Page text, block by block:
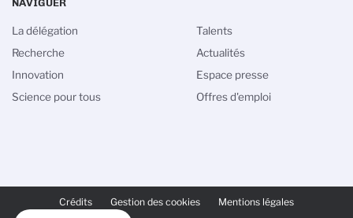
PAGE
Crédits Gestion des cookies Mentions légales
La délégation
Recherche
Innovation
Science pour tous
Talents
Actualités
Espace presse
Offres d'emploi